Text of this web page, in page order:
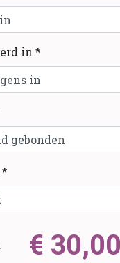
in *
€ 30,00